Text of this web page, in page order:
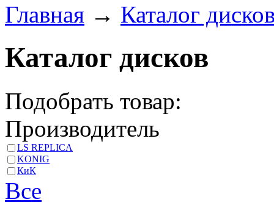
Главная → Каталог
Каталог дисков
Подобрать товар:
Производитель
LS REPLICA
KONIG
КиК
Все